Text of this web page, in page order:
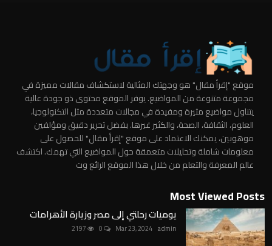
موقع "إقرأ مقال" هو وجهتك المثالية لاستكشاف مقالات مميزة في
مجموعة متنوعة من المواضيع. يوفر الموقع محتوى ذو جودة عالية
يتناول مواضيع مثيرة ومفيدة في مجالات متعددة مثل التكنولوجيا،
العلوم، الثقافة، الصحة، والكثير غيرها. بفضل تحرير دقيق ومؤلفين
موهوبين، يمكنك الاعتماد على موقع "إقرأ مقال" للحصول على
معلومات شاملة وتحليلات متعمقة حول المواضيع التي تهمك. اكتشف
عالم المعرفة والتعلم من خلال هذا الموقع الرائع وت
Most Viewed Posts
يوميات رحلتي إلى مصر وزيارة الأهرامات
admin
Mar 23, 2024